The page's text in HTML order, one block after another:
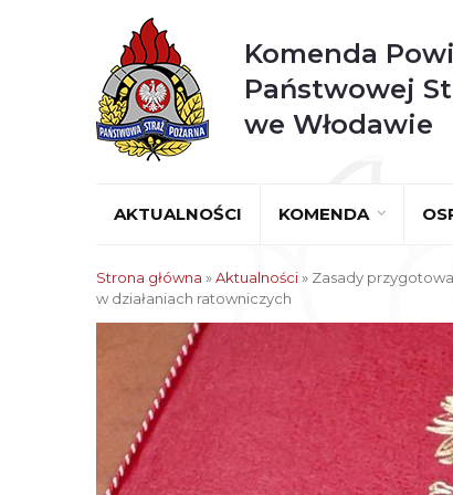
Komenda
Państwowej
we Włodawie
AKTUALNOŚCI KOMENDA
Strona główna »Aktualności» Zasady
w działaniach ratowniczych